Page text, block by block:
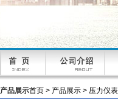
产品展示首页 > 产品展示 > 压力仪表